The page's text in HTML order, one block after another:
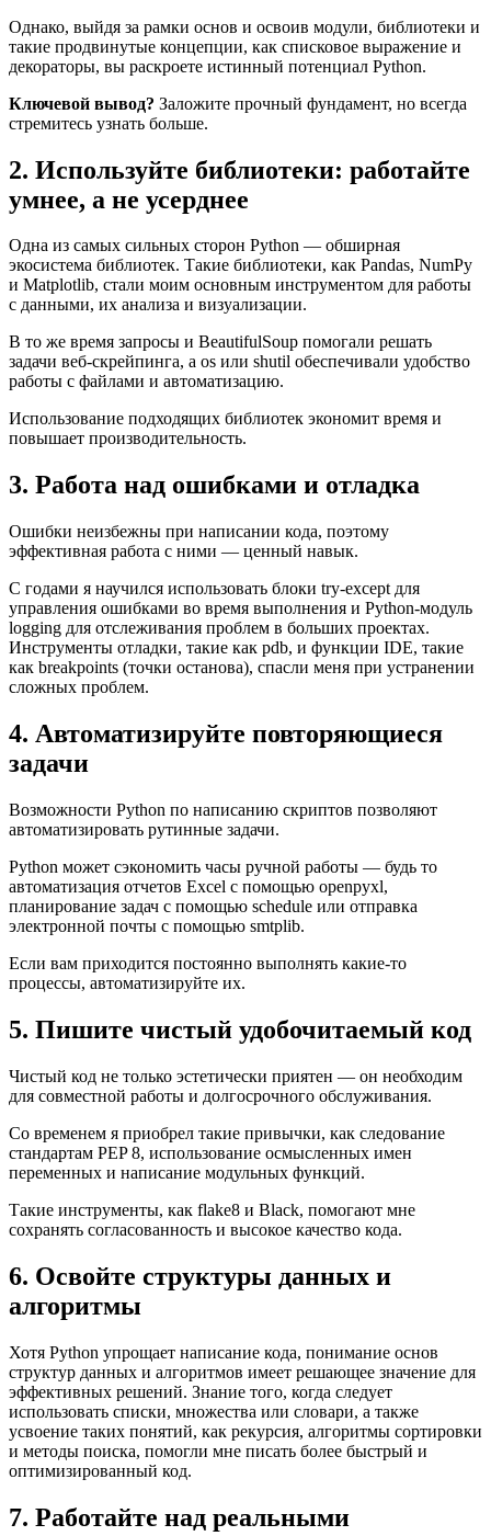
Однако, выйдя за рамки основ и освоив модули, библиотеки и
такие продвинутые концепции, как списковое выражение и
декораторы, вы раскроете истинный потенциал Python.
Ключевой вывод? Заложите прочный фундамент, но всегда
стремитесь узнать больше.
2. Используйте библиотеки: работайте
умнее, а не усерднее
Одна из самых сильных сторон Python — обширная
экосистема библиотек. Такие библиотеки, как Pandas, NumPy
и Matplotlib, стали моим основным инструментом для работы
с данными, их анализа и визуализации.
В то же время запросы и BeautifulSoup помогали решать
задачи веб-скрейпинга, а os или shutil обеспечивали удобство
работы с файлами и автоматизацию.
Использование подходящих библиотек экономит время и
повышает производительность.
3. Работа над ошибками и отладка
Ошибки неизбежны при написании кода, поэтому
эффективная работа с ними — ценный навык.
С годами я научился использовать блоки try-except для
управления ошибками во время выполнения и Python-модуль
logging для отслеживания проблем в больших проектах.
Инструменты отладки, такие как pdb, и функции IDE, такие
как breakpoints (точки останова), спасли меня при устранении
сложных проблем.
4. Автоматизируйте повторяющиеся
задачи
Возможности Python по написанию скриптов позволяют
автоматизировать рутинные задачи.
Python может сэкономить часы ручной работы — будь то
автоматизация отчетов Excel с помощью openpyxl,
планирование задач с помощью schedule или отправка
электронной почты с помощью smtplib.
Если вам приходится постоянно выполнять какие-то
процессы, автоматизируйте их.
5. Пишите чистый удобочитаемый код
Чистый код не только эстетически приятен — он необходим
для совместной работы и долгосрочного обслуживания.
Со временем я приобрел такие привычки, как следование
стандартам PEP 8, использование осмысленных имен
переменных и написание модульных функций.
Такие инструменты, как flake8 и Black, помогают мне
сохранять согласованность и высокое качество кода.
6. Освойте структуры данных и
алгоритмы
Хотя Python упрощает написание кода, понимание основ
структур данных и алгоритмов имеет решающее значение для
эффективных решений. Знание того, когда следует
использовать списки, множества или словари, а также
усвоение таких понятий, как рекурсия, алгоритмы сортировки
и методы поиска, помогли мне писать более быстрый и
оптимизированный код.
7. Работайте над реальными